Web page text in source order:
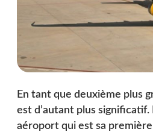
En tant que deuxième plus
est d’autant plus
aéroport qui est sa